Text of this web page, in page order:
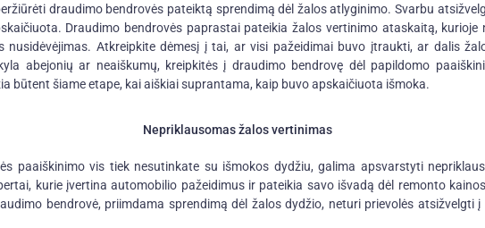
draudimo bendrovės pateiktą sprendimą dėl žalos atlyginimo. Svarbu
Draudimo bendrovės paprastai pateikia žalos vertinimo ataskaitą, kurioje
nusidėvėjimas. Atkreipkite dėmesį į tai, ar visi pažeidimai buvo įtraukti, ar dalis
abejonių ar neaiškumų, kreipkitės į draudimo bendrovę dėl papildomo
būtent šiame etape, kai aiškiai suprantama, kaip buvo apskaičiuota išmoka.
Nepriklausomas žalos vertinimas
paaiškinimo vis tiek nesutinkate su išmokos dydžiu, galima apsvarstyti
kurie įvertina automobilio pažeidimus ir pateikia savo išvadą dėl remonto
bendrovė, priimdama sprendimą dėl žalos dydžio, neturi prievolės atsižvelgti